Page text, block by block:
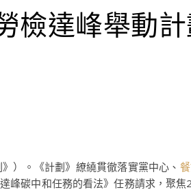
達峰舉動計
）。《計劃》繚繞貫徹落實黨中心、
峰碳中和任務的看法》任務請求，聚